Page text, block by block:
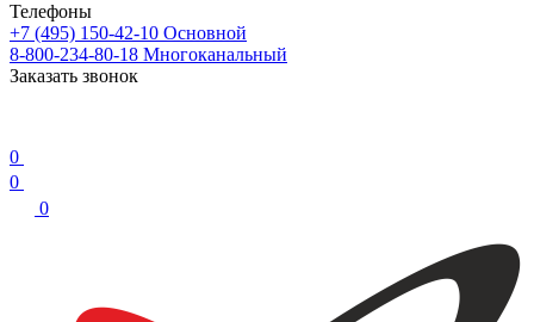
Телефоны
+7 (495) 150-42-10 Основной
8-800-234-80-18 Многоканальный
Заказать звонок
0
0
0